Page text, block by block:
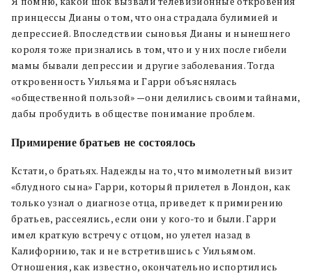
принцессы Дианы о том, что она страдала булимией и
депрессией. Впоследствии сыновья Дианы и нынешнего
короля тоже признались в том, что и у них после гибели
мамы бывали депрессии и другие заболевания. Тогда
откровенность Уильяма и Гарри объяснялась
«общественной пользой» —они делились своими тайнами,
дабы пробудить в обществе понимание проблем.
Примирение братьев не состоялось
Кстати, о братьях. Надежды на то, что мимолетный визит
«блудного сына» Гарри, который прилетел в Лондон, как
только узнал о диагнозе отца, приведет к примирению
братьев, рассеялись, если они у кого-то и были. Гарри
имел краткую встречу с отцом, но улетел назад в
Калифорнию, так и не встретившись с Уильямом.
Отношения, как известно, окончательно испортились